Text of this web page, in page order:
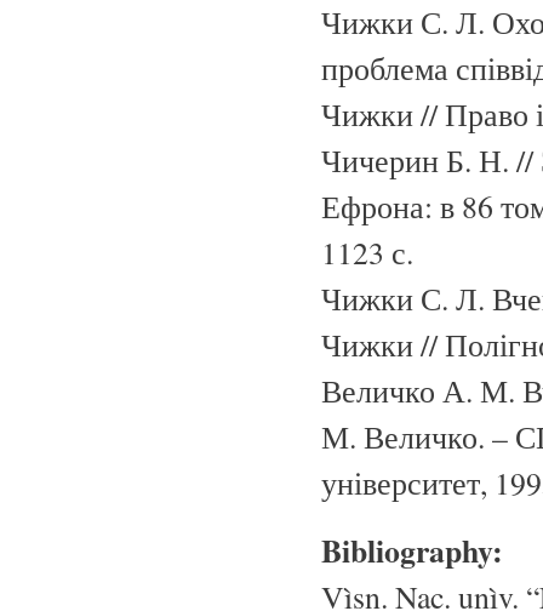
Чижки С. Л.
проблема
Чижки // Право
Чичерин Б. Н. //
Ефрона: в 86
1123 с.
Чижки С. Л.
Чижки //
Величко А. М.
М. Величко. –
університет,
Bibliography:
Vìsn. Nac. unìv.